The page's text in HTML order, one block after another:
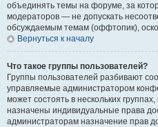
объединять темы на форуме, за
модераторов — не допускать
обсуждаемым темам (оффтопик),
Вернуться к началу
Что такое группы пользователей?
Группы пользователей разбивают
управляемые администратором
может состоять в нескольких
назначены индивидуальные права
администраторам назначение прав